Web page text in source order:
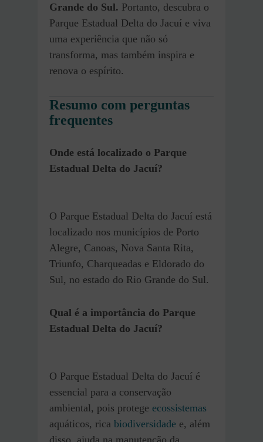
Grande do Sul. Portanto, descubra o
Parque Estadual Delta do Jacuí e viva
uma experiência que não só
transforma, mas também inspira e
renova o espírito.
Resumo com perguntas
frequentes
Onde está localizado o Parque
Estadual Delta do Jacuí?
O Parque Estadual Delta do Jacuí está
localizado nos municípios de Porto
Alegre, Canoas, Nova Santa Rita,
Triunfo, Charqueadas e Eldorado do
Sul, no estado do Rio Grande do Sul.
Qual é a importância do Parque
Estadual Delta do Jacuí?
O Parque Estadual Delta do Jacuí é
essencial para a conservação
ambiental, pois protege ecossistemas
aquáticos, rica biodiversidade e, além
disso, ajuda na manutenção da